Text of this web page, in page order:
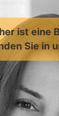
ist eine
Sie in